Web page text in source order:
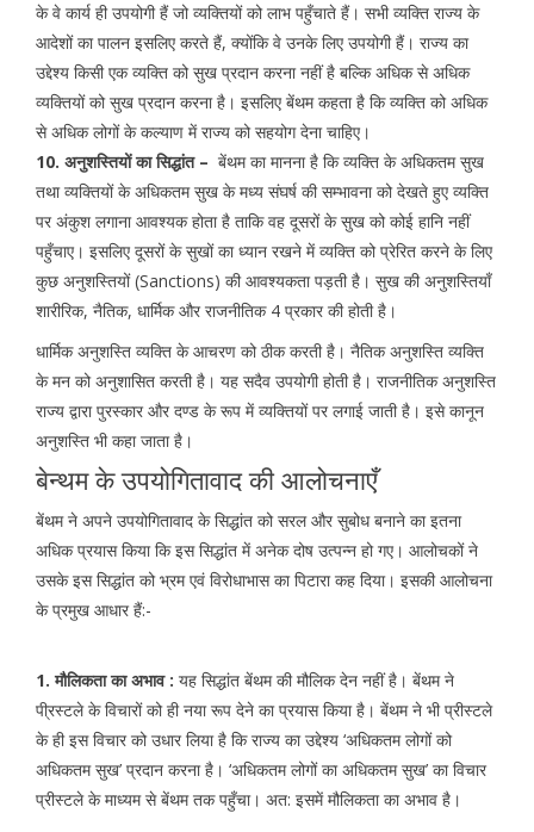
के वे कार्य ही उपयोगी हैं जो व्यक्तियों को लाभ पहुँचाते हैं। सभी व्यक्ति राज्य के
आदेशों का पालन इसलिए करते हैं, क्योंकि वे उनके लिए उपयोगी हैं। राज्य का
उद्देश्य किसी एक व्यक्ति को सुख प्रदान करना नहीं है बल्कि अधिक से अधिक
व्यक्तियों को सुख प्रदान करना है। इसलिए बेंथम कहता है कि व्यक्ति को अधिक
से अधिक लोगों के कल्याण में राज्य को सहयोग देना चाहिए।
10. अनुशस्तियों का सिद्धांत – बेंथम का मानना है कि व्यक्ति के अधिकतम सुख
तथा व्यक्तियों के अधिकतम सुख के मध्य संघर्ष की सम्भावना को देखते हुए व्यक्ति
पर अंकुश लगाना आवश्यक होता है ताकि वह दूसरों के सुख को कोई हानि नहीं
पहुँचाए। इसलिए दूसरों के सुखों का ध्यान रखने में व्यक्ति को प्रेरित करने के लिए
कुछ अनुशस्तियों (Sanctions) की आवश्यकता पड़ती है। सुख की अनुशस्तियाँ
शारीरिक, नैतिक, धार्मिक और राजनीतिक 4 प्रकार की होती है।
धार्मिक अनुशस्ति व्यक्ति के आचरण को ठीक करती है। नैतिक अनुशस्ति व्यक्ति
के मन को अनुशासित करती है। यह सदैव उपयोगी होती है। राजनीतिक अनुशस्ति
राज्य द्वारा पुरस्कार और दण्ड के रूप में व्यक्तियों पर लगाई जाती है। इसे कानून
अनुशस्ति भी कहा जाता है।
बेन्थम के उपयोगितावाद की आलोचनाएँ
बेंथम ने अपने उपयोगितावाद के सिद्धांत को सरल और सुबोध बनाने का इतना
अधिक प्रयास किया कि इस सिद्धांत में अनेक दोष उत्पन्न हो गए। आलोचकों ने
उसके इस सिद्धांत को भ्रम एवं विरोधाभास का पिटारा कह दिया। इसकी आलोचना
के प्रमुख आधार हैं:-
1. मौलिकता का अभाव : यह सिद्धांत बेंथम की मौलिक देन नहीं है। बेंथम ने
पी्रस्टले के विचारों को ही नया रूप देने का प्रयास किया है। बेंथम ने भी प्रीस्टले
के ही इस विचार को उधार लिया है कि राज्य का उद्देश्य ‘अधिकतम लोगों को
अधिकतम सुख’ प्रदान करना है। ‘अधिकतम लोगों का अधिकतम सुख’ का विचार
प्रीस्टले के माध्यम से बेंथम तक पहुँचा। अत: इसमें मौलिकता का अभाव है।